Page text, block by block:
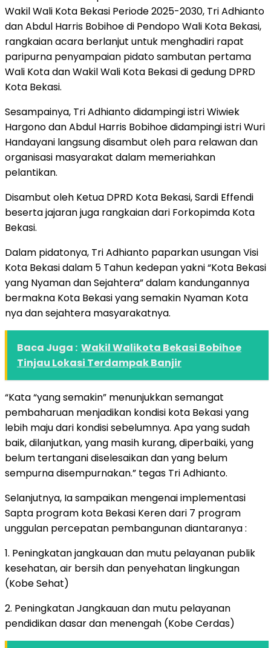
Wakil Wali Kota Bekasi Periode 2025-2030, Tri Adhianto
dan Abdul Harris Bobihoe di Pendopo Wali Kota Bekasi,
rangkaian acara berlanjut untuk menghadiri rapat
paripurna penyampaian pidato sambutan pertama
Wali Kota dan Wakil Wali Kota Bekasi di gedung DPRD
Kota Bekasi.
Sesampainya, Tri Adhianto didampingi istri Wiwiek
Hargono dan Abdul Harris Bobihoe didampingi istri Wuri
Handayani langsung disambut oleh para relawan dan
organisasi masyarakat dalam memeriahkan
pelantikan.
Disambut oleh Ketua DPRD Kota Bekasi, Sardi Effendi
beserta jajaran juga rangkaian dari Forkopimda Kota
Bekasi.
Dalam pidatonya, Tri Adhianto paparkan usungan Visi
Kota Bekasi dalam 5 Tahun kedepan yakni “Kota Bekasi
yang Nyaman dan Sejahtera” dalam kandungannya
bermakna Kota Bekasi yang semakin Nyaman Kota
nya dan sejahtera masyarakatnya.
Baca Juga : Wakil Walikota Bekasi Bobihoe
Tinjau Lokasi Terdampak Banjir
“Kata “yang semakin” menunjukkan semangat
pembaharuan menjadikan kondisi kota Bekasi yang
lebih maju dari kondisi sebelumnya. Apa yang sudah
baik, dilanjutkan, yang masih kurang, diperbaiki, yang
belum tertangani diselesaikan dan yang belum
sempurna disempurnakan.” tegas Tri Adhianto.
Selanjutnya, Ia sampaikan mengenai implementasi
Sapta program kota Bekasi Keren dari 7 program
unggulan percepatan pembangunan diantaranya :
1. Peningkatan jangkauan dan mutu pelayanan publik
kesehatan, air bersih dan penyehatan lingkungan
(Kobe Sehat)
2. Peningkatan Jangkauan dan mutu pelayanan
pendidikan dasar dan menengah (Kobe Cerdas)